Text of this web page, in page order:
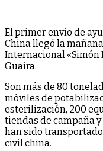
El primer envío de
China llegó la
Internacional «Simón
Guaira.
Son más de 80
móviles de
esterilización, 200
tiendas de campaña
han sido
civil china.